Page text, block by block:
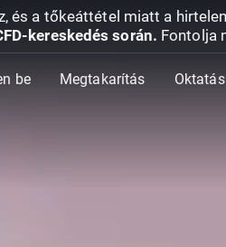
és a tőkeáttétel miatt a
kereskedés során. Fontolja
be Megtakarítás Oktatás